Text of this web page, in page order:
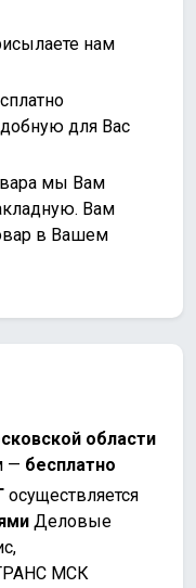
нам
для Вас
мы Вам
Вам
в Вашем
области
— бесплатно
осуществляется
Деловые
МСК